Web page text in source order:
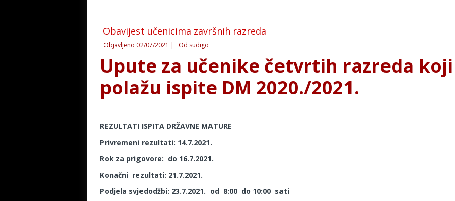
Obavijest učenicima završnih razreda
Objavljeno 02/07/2021 | Od sudigo
Upute za učenike četvrtih razreda koji
polažu ispite DM 2020./2021.
REZULTATI ISPITA DRŽAVNE MATURE
Privremeni rezultati: 14.7.2021.
Rok za prigovore: do 16.7.2021.
Konačni rezultati: 21.7.2021.
Podjela svjedodžbi: 23.7.2021. od 8:00 do 10:00 sati